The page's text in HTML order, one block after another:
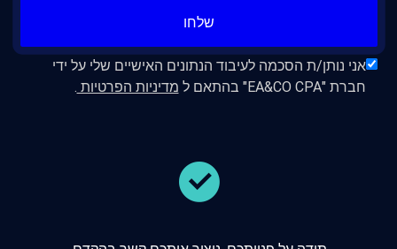
שלחו
אני נותן/ת הסכמה לעיבוד הנתונים האישיים שלי על ידי
חברת "EA&CO CPA" בהתאם ל
מדיניות הפרטיות .